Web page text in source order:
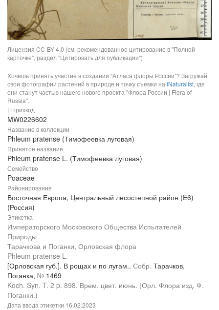
Лицензия CC-BY 4.0 (см. рекомендованное цитирование в "Полной
карточке", раздел "Цитировать для публикации")
Хочешь принять участие в создании "Атласа флоры России"? Загружай
свои фотографии растений в природе и точку съемки на iNaturalist, где
они станут частью нашего нового проекта "Флора России | Flora of
Russia".
Штрихкод
MW0226602
Название в коллекции
Phleum pratense (Тимофеевка луговая)
Принятое название
Phleum pratense L. (Тимофеевка луговая)
Семейство
Poaceae
Районирование
Восточная Европа, Центральный лесостепной район (E6)
(Россия)
Этикетка
Императорского Московского Общества Испытателей
Природы
Тарачкова и Поганки, Орловская флора
Phleum pratense L.
[Орловская губ.]. В рощах и по лугам.. Собр. Тарачков,
Поганка, № 1469
Koch. Syn. T. 2 p. 898. Врем. цвет. июнь. (Орл. Флора изд. Ф.
Поганки.)
Дата ввода этикетки 16.02.2023